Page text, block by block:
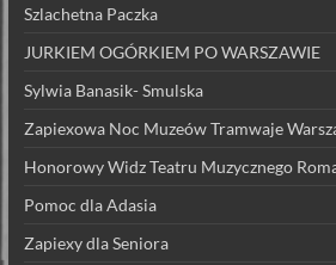
Szlachetna Paczka
JURKIEM OGÓRKIEM PO WARSZAWIE
Sylwia Banasik- Smulska
Zapiexowa Noc Muzeów Tramwaje
Honorowy Widz Teatru Muzycznego
Pomoc dla Adasia
Zapiexy dla Seniora